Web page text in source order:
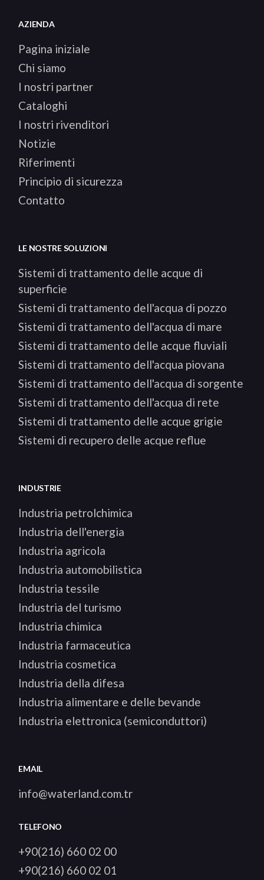
AZIENDA
Pagina iniziale
Chi siamo
I nostri partner
Cataloghi
I nostri rivenditori
Notizie
Riferimenti
Principio di sicurezza
Contatto
LE NOSTRE SOLUZIONI
Sistemi di trattamento delle acque di
superficie
Sistemi di trattamento dell'acqua di pozzo
Sistemi di trattamento dell'acqua di mare
Sistemi di trattamento delle acque fluviali
Sistemi di trattamento dell'acqua piovana
Sistemi di trattamento dell'acqua di sorgente
Sistemi di trattamento dell'acqua di rete
Sistemi di trattamento delle acque grigie
Sistemi di recupero delle acque reflue
INDUSTRIE
Industria petrolchimica
Industria dell'energia
Industria agricola
Industria automobilistica
Industria tessile
Industria del turismo
Industria chimica
Industria farmaceutica
Industria cosmetica
Industria della difesa
Industria alimentare e delle bevande
Industria elettronica (semiconduttori)
EMAIL
info@waterland.com.tr
TELEFONO
+90(216) 660 02 00
+90(216) 660 02 01